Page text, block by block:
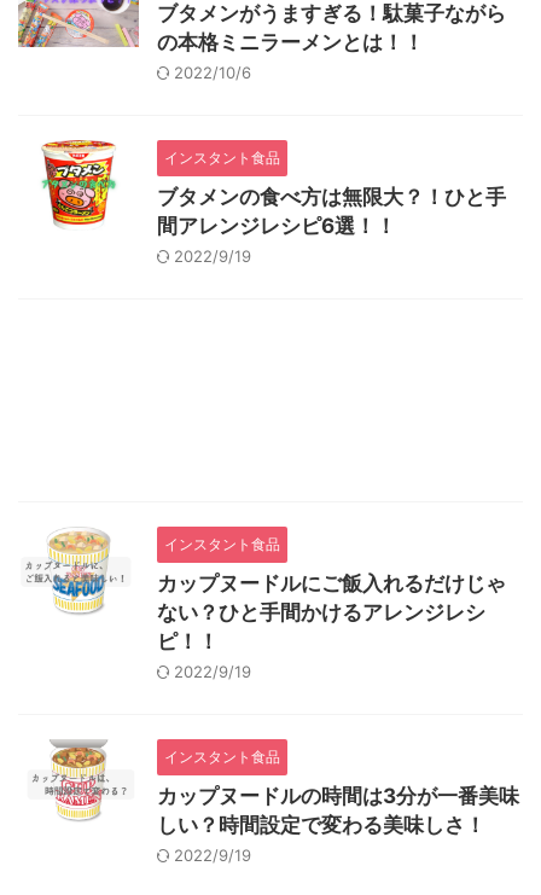
ブタメンがうますぎる！駄菓子ながら
の本格ミニラーメンとは！！
2022/10/6
インスタント食品
ブタメンの食べ方は無限大？！ひと手
間アレンジレシピ6選！！
2022/9/19
インスタント食品
カップヌードルにご飯入れるだけじゃ
ない？ひと手間かけるアレンジレシ
ピ！！
2022/9/19
インスタント食品
カップヌードルの時間は3分が一番美味
しい？時間設定で変わる美味しさ！
2022/9/19